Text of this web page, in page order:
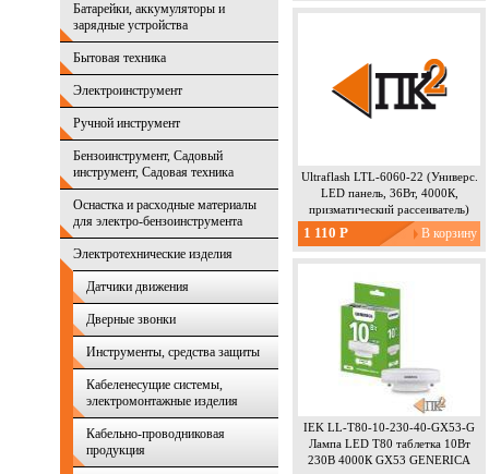
Батарейки, аккумуляторы и
зарядные устройства
Бытовая техника
Электроинструмент
Ручной инструмент
Бензоинструмент, Садовый
инструмент, Садовая техника
Оснастка и расходные материалы
для электро-бензоинструмента
Электротехнические изделия
Датчики движения
Дверные звонки
Инструменты, средства защиты
Кабеленесущие системы,
электромонтажные изделия
Кабельно-проводниковая
продукция
Ultraflash LTL-6060-22 (Универс.
LED панель, 36Вт, 4000К,
призматический рассеиватель)
1 110 Р
IEK LL-T80-10-230-40-GX53-G
Лампа LED T80 таблетка 10Вт
230В 4000К GX53 GENERICA